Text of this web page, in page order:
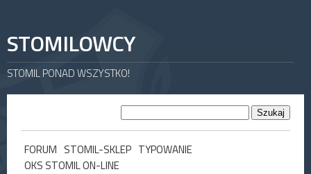
STOMILOWCY
STOMIL PONAD WSZYSTKO!
FORUM STOMIL-SKLEP TYPOWANIE
OKS STOMIL ON-LINE